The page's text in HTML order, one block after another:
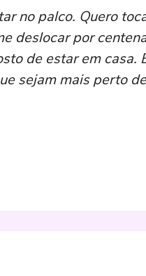
no palco. Quero
deslocar por
de estar em casa.
sejam mais perto